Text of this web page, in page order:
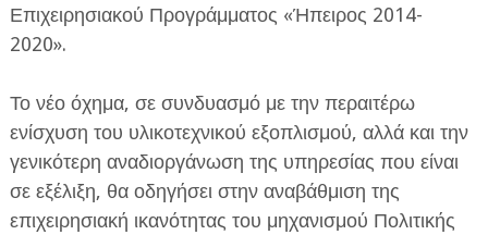
Επιχειρησιακού Προγράμματος «Ήπειρος 2014-
2020».
Το νέο όχημα, σε συνδυασμό με την περαιτέρω
ενίσχυση του υλικοτεχνικού εξοπλισμού, αλλά και την
γενικότερη αναδιοργάνωση της υπηρεσίας που είναι
σε εξέλιξη, θα οδηγήσει στην αναβάθμιση της
επιχειρησιακή ικανότητας του μηχανισμού Πολιτικής